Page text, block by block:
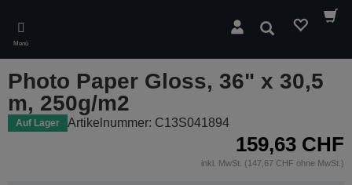
main
content
Menü
Suchen
Photo Paper Gloss, 36" x 30,5
m, 250g/m2
Auf Lager Artikelnummer: C13S041894
159,63 CHF
inkl. MwSt. (147,67 CHF ohne MwSt.)